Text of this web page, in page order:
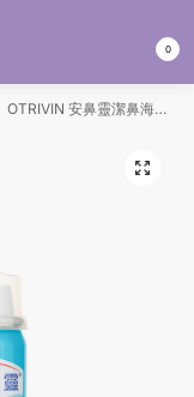
0
OTRIVIN 安鼻靈潔鼻海泉噴霧 50ML